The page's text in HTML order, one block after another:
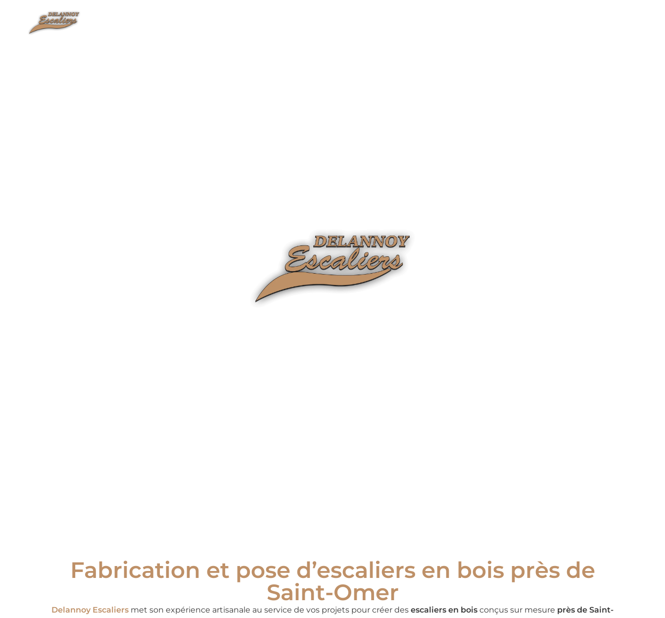
Fabrication et pose d’escaliers en bois près de
Saint-Omer
Delannoy Escaliers met son expérience artisanale au service de vos projets pour créer des escaliers en bois conçus sur mesure près de Saint-